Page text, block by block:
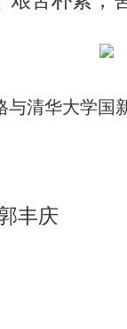
与清华大学国
丰庆